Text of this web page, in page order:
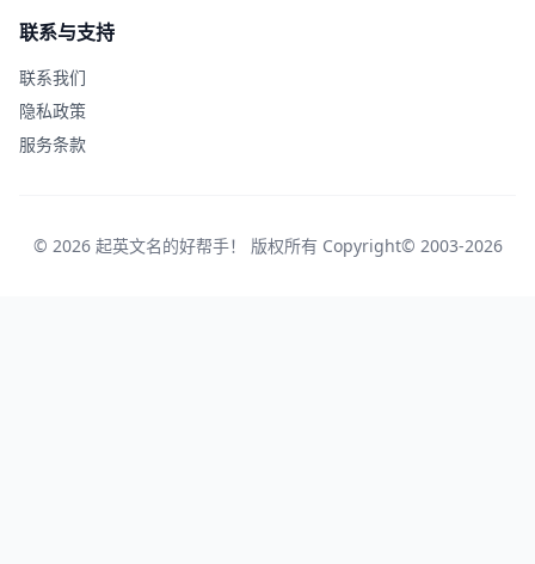
联系与支持
联系我们
隐私政策
服务条款
© 2026 起英文名的好帮手！ 版权所有 Copyright© 2003-2026